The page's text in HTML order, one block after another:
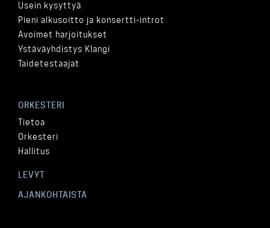
Usein kysyttyä
Pieni alkusoitto ja konsertti-introt
Avoimet harjoitukset
Ystäväyhdistys Klangi
Taidetestaajat
ORKESTERI
Tietoa
Orkesteri
Hallitus
LEVYT
AJANKOHTAISTA